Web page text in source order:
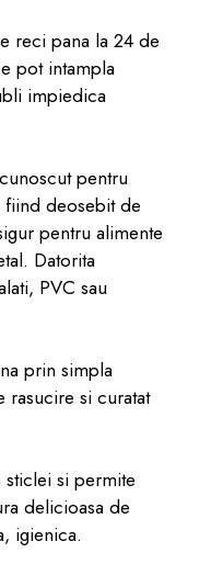
reci pana la 24 de
pot intampla
impiedica
pentru
fiind deosebit de
pentru alimente
Datorita
PVC sau
prin simpla
si curatat
si permite
delicioasa de
igienica.